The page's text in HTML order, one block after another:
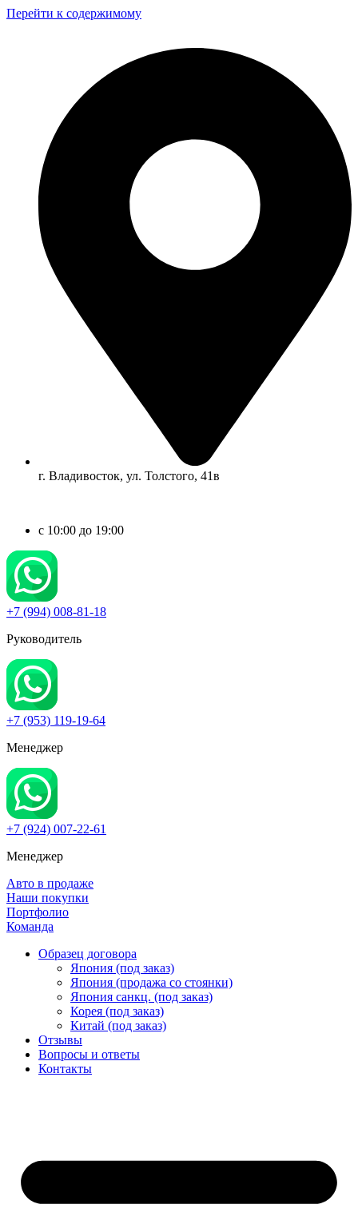
Перейти к содержимому
г. Владивосток, ул. Толстого, 41в
c 10:00 до 19:00
+7 (994) 008-81-18
Руководитель
+7 (953) 119-19-64
Менеджер
+7 (924) 007-22-61
Менеджер
Авто в продаже
Наши покупки
Портфолио
Команда
Образец договора
Япония (под заказ)
Япония (продажа со стоянки)
Япония санкц. (под заказ)
Корея (под заказ)
Китай (под заказ)
Отзывы
Вопросы и ответы
Контакты